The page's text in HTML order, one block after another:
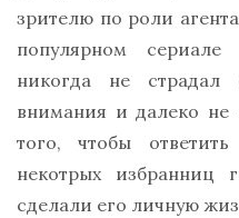
зрителю по роли
популярном сериале
никогда не страдал
внимания и далеко не
того, чтобы
некотрых избранниц
сделали его личную